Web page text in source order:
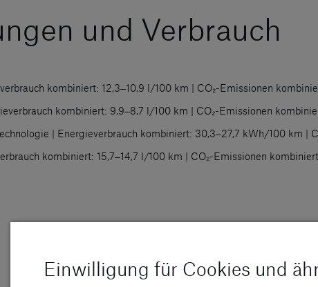
und Verbrauch
kombiniert: 12,3‒10,9 l/100 km | CO₂-Emissionen
kombiniert: 9,9‒8,7 l/100 km | CO₂-Emissionen
| Energieverbrauch kombiniert: 30,3‒27,7 kWh/100 km |
kombiniert: 15,7‒14,7 l/100 km | CO₂-Emissionen
Einwilligung für Cookies und